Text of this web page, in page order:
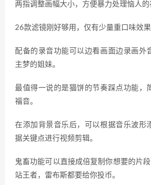
两指调整画幅大小，方便暴力处理恼人的
26款滤镜刚好够用，仅有少量重口味效果
配备的录音功能可以边看画面边录画外
主梦的姐妹。
最值得一说的是猫饼的节奏踩点功能，
福音。
在添加背景音乐后，可以根据音乐波形
据关键点进行视频剪辑。
鬼畜功能可以直接成倍复制你想要的片
站王者，雷布斯都要给你投币。